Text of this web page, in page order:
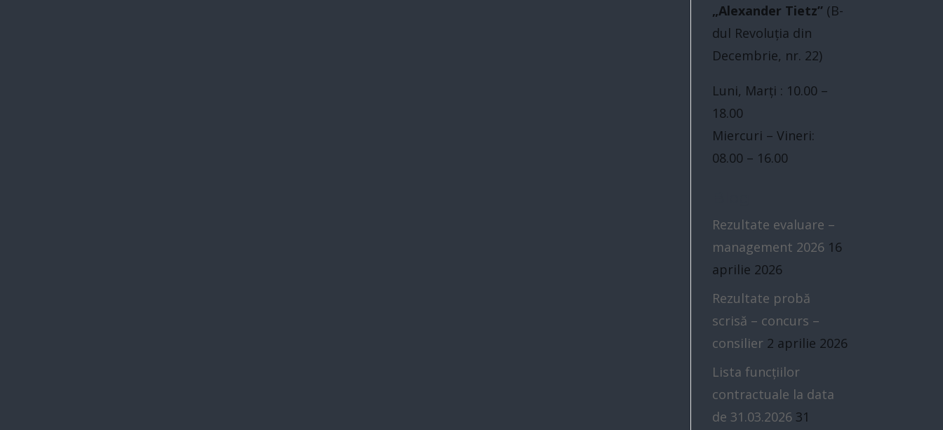
„Alexander Tietz” (B-
dul Revoluţia din
Decembrie, nr. 22)
Luni, Marți : 10.00 –
18.00
Miercuri – Vineri:
08.00 – 16.00
Rezultate evaluare –
management 2026 16
aprilie 2026
Rezultate probă
scrisă – concurs –
consilier 2 aprilie 2026
Lista funcțiilor
contractuale la data
de 31.03.2026 31